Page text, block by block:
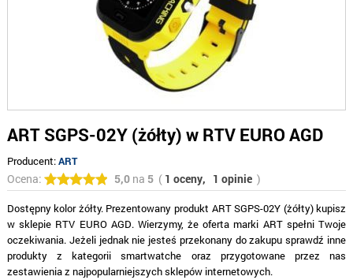
ART SGPS-02Y (żółty) w RTV EURO AGD
Producent:ART
Ocena: 5,0na 5( 1 oceny, 1 opinie )
Dostępny kolor żółty. Prezentowany produkt ART SGPS-02Y (żółty) kupisz
w sklepie RTV EURO AGD. Wierzymy, że oferta marki ART spełni Twoje
oczekiwania. Jeżeli jednak nie jesteś przekonany do zakupu sprawdź inne
produkty z kategorii smartwatche oraz przygotowane przez nas
zestawienia z najpopularniejszych sklepów internetowych.